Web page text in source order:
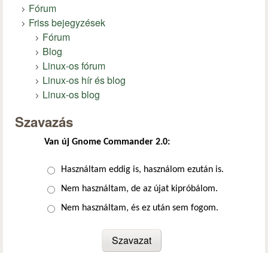
Fórum
Friss bejegyzések
Fórum
Blog
Linux-os fórum
Linux-os hír és blog
Linux-os blog
Szavazás
Van új Gnome Commander 2.0:
Választások
Használtam eddig is, használom ezután is.
Nem használtam, de az újat kipróbálom.
Nem használtam, és ez után sem fogom.